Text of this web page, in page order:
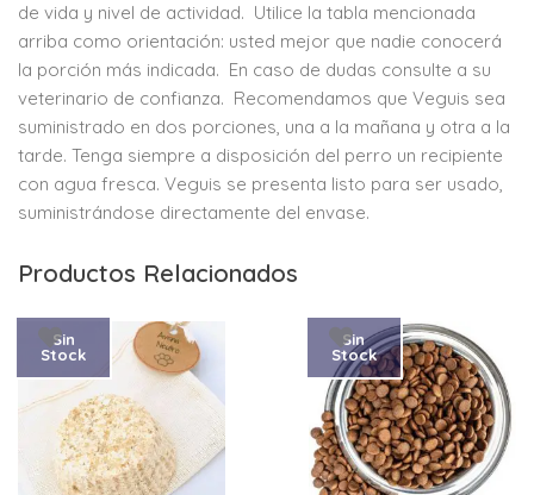
de vida y nivel de actividad. Utilice la tabla mencionada
arriba como orientación: usted mejor que nadie conocerá
la porción más indicada. En caso de dudas consulte a su
veterinario de confianza. Recomendamos que Veguis sea
suministrado en dos porciones, una a la mañana y otra a la
tarde. Tenga siempre a disposición del perro un recipiente
con agua fresca. Veguis se presenta listo para ser usado,
suministrándose directamente del envase.
Productos Relacionados
Sin
Stock
Sin
Stock